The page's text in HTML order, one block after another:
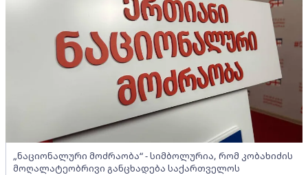
„ნაციონალური მოძრაობა“ - სიმბოლურია, რომ კობახიძის
მოღალატეობრივი განცხადება საქართველოს